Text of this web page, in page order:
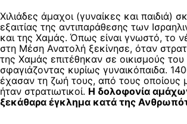
Χιλιάδες άμαχοι (γυναίκες και παιδιά)
εξαιτίας της αντιπαράθεσης των
και της Χαμάς. Όπως είναι γνωστό, το
στη Μέση Ανατολή ξεκίνησε, όταν
της Χαμάς επιτέθηκαν σε οικισμούς του
σφαγιάζοντας κυρίως γυναικόπαιδα.
έχασαν τη ζωή τους, από τους οποίους
ήταν στρατιωτικοί. Η δολοφονία
ξεκάθαρα έγκλημα κατά της